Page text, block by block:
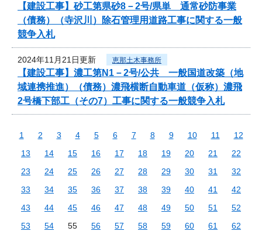
【建設工事】砂工第県砂8－2号/県単 通常砂防事業
（債務）（寺沢川）除石管理用道路工事に関する一般
競争入札
2024年11月21日更新 恵那土木事務所
【建設工事】濃工第N1－2号/公共 一般国道改築（地
域連携推進）（債務）濃飛横断自動車道（仮称）濃飛
2号橋下部工（その7）工事に関する一般競争入札
1 2 3 4 5 6 7 8 9 10 11
12
13
14 15 16 17 18 19 20 21
22
23
24 25 26 27 28 29 30 31
32
33
34 35 36 37 38 39 40 41
42
43
44 45 46 47 48 49 50 51
52
53
54 55 56 57 58 59 60 61
62